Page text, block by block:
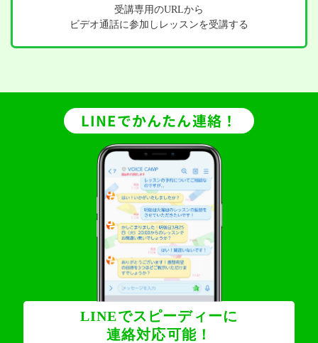
受講専用のURLから
ビデオ通話に参加しレッスンを受講する
LINEでかんたん連絡！
LINEでスピーディーに
連絡対応可能！